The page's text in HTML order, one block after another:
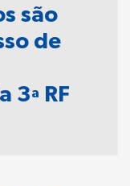
são
de
3ª RF